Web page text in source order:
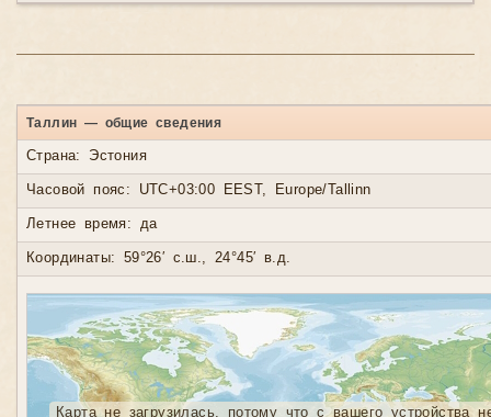
Таллин — общие сведения
Страна: Эстония
Часовой пояс: UTC+03:00 EEST, Europe/Tallinn
Летнее время: да
Координаты: 59°26′ с.ш., 24°45′ в.д.
Карта не загрузилась, потому что с вашего устройства